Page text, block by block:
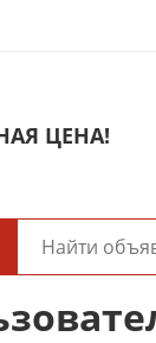
ЦЕНА!